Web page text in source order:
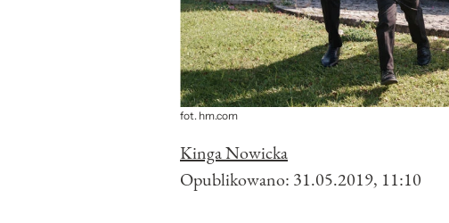
fot. hm.com
Kinga Nowicka
Opublikowano: 31.05.2019, 11:10